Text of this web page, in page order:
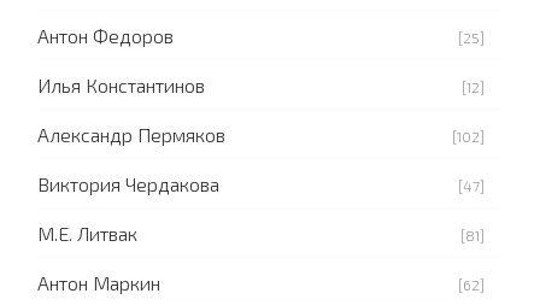
Антон Федоров [25]
Илья Константинов [12]
Александр Пермяков [102]
Виктория Чердакова [47]
М.Е. Литвак [81]
Антон Маркин [62]